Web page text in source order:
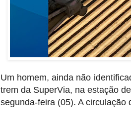
Um homem, ainda não
trem da SuperVia, na estação
segunda-feira (05). A circulação